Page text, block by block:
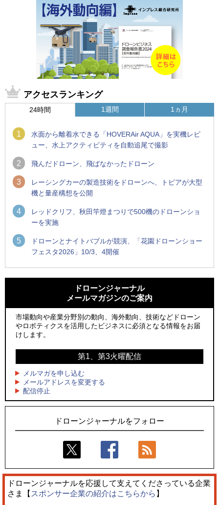
アクセスランキング
24時間
1
水面から離着水できる「HOVERAir AQUA」を実機レビ
ュー、水上アクティビティを自動追尾で撮影
2 飛んだドローン、飛ばなかったドローン
3
レーシングカーの製造技術をドローンへ、トピアが大型
機と量産構想を公開
4
レッドクリフ、秋田竿燈まつりで500機のドローンショ
ーを実施
5
ドローンとナイトバブルが競演、「花園ドローンショー
フェスタ2026」10/3、4開催
1週間
ーンが採択、国産機で量産調達を目指す
飛んだドローン、飛ばなかったドローン
ドローンとナイトバブルが競演、「花園ドローンショーフェ
スタ2026」10/3、4開催
水面から離着水できる「HOVERAir AQUA」を実機レビュー、
水上アクティビティを自動追尾で撮影
レーシングカーの製造技術をドローンへ、トピアが大型機と
量産構想を公開
1ヵ月
ン」とドローンショーによる新演出を実施
防衛装備庁「迎撃ドローン早期取得プログラム」にテラドロ
ーンが採択、国産機で量産調達を目指す
サザンビーチちがさき花火大会で「復活の花火」打ち上げ、
ロボデックス、2時間超の飛行を目指す新型水素燃料電池ドロ
ーンを公開
防衛だけではない、測量から屋内点検まで展開するテラドロ
ーンのソリューション
ドローンジャーナル
メールマガジンのご案内
市場動向や産業分野別の動向、海外動向、技術などドローン
やロボティクスを活用したビジネスに必須となる情報をお届
けします。
第1、第3火曜配信
メルマガを申し込む
メールアドレスを変更する
配信停止
ドローンジャーナルをフォロー
ドローンジャーナルを応援して支えてくださっている企業
さま【 スポンサー企業の紹介はこちらから 】